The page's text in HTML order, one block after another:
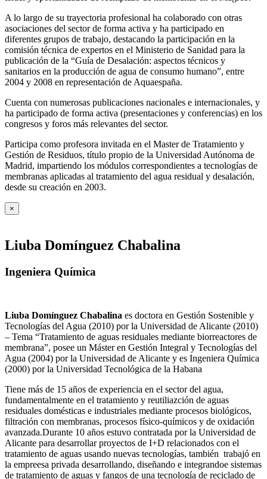
A lo largo de su trayectoria profesional ha colaborado con otras
asociaciones del sector de forma activa y ha participado en
diferentes grupos de trabajo, destacando la participación en la
comisión técnica de expertos en el Ministerio de Sanidad para la
publicación de la “Guía de Desalación: aspectos técnicos y
sanitarios en la producción de agua de consumo humano”, entre
2004 y 2008 en representación de Aquaespaña.
Cuenta con numerosas publicaciones nacionales e internacionales, y
ha participado de forma activa (presentaciones y conferencias) en los
congresos y foros más relevantes del sector.
Participa como profesora invitada en el Master de Tratamiento y
Gestión de Residuos, título propio de la Universidad Autónoma de
Madrid, impartiendo los módulos correspondientes a tecnologías de
membranas aplicadas al tratamiento del agua residual y desalación,
desde su creación en 2003.
×
Liuba Domínguez Chabalina
Ingeniera Química
Liuba Domínguez Chabalina es doctora en Gestión Sostenible y
Tecnologías del Agua (2010) por la Universidad de Alicante (2010)
– Tema “Tratamiento de aguas residuales mediante biorreactores de
membrana”, posee un Máster en Gestión Integral y Tecnologías del
Agua (2004) por la Universidad de Alicante y es Ingeniera Química
(2000) por la Universidad Tecnológica de la Habana
Tiene más de 15 años de experiencia en el sector del agua,
fundamentalmente en el tratamiento y reutiliazción de aguas
residuales domésticas e industriales mediante procesos biológicos,
filtración con membranas, procesos físico-químicos y de oxidación
avanzada.Durante 10 años estuvo contratada por la Universidad de
Alicante para desarrollar proyectos de I+D relacionados con el
tratamiento de aguas usando nuevas tecnologías, también trabajó en
la empreesa privada desarrollando, diseñando e integrandoe sistemas
de tratamiento de aguas y fangos de una tecnología de reciclado de